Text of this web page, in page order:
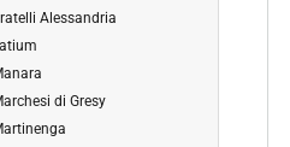
Alessandria
di Gresy